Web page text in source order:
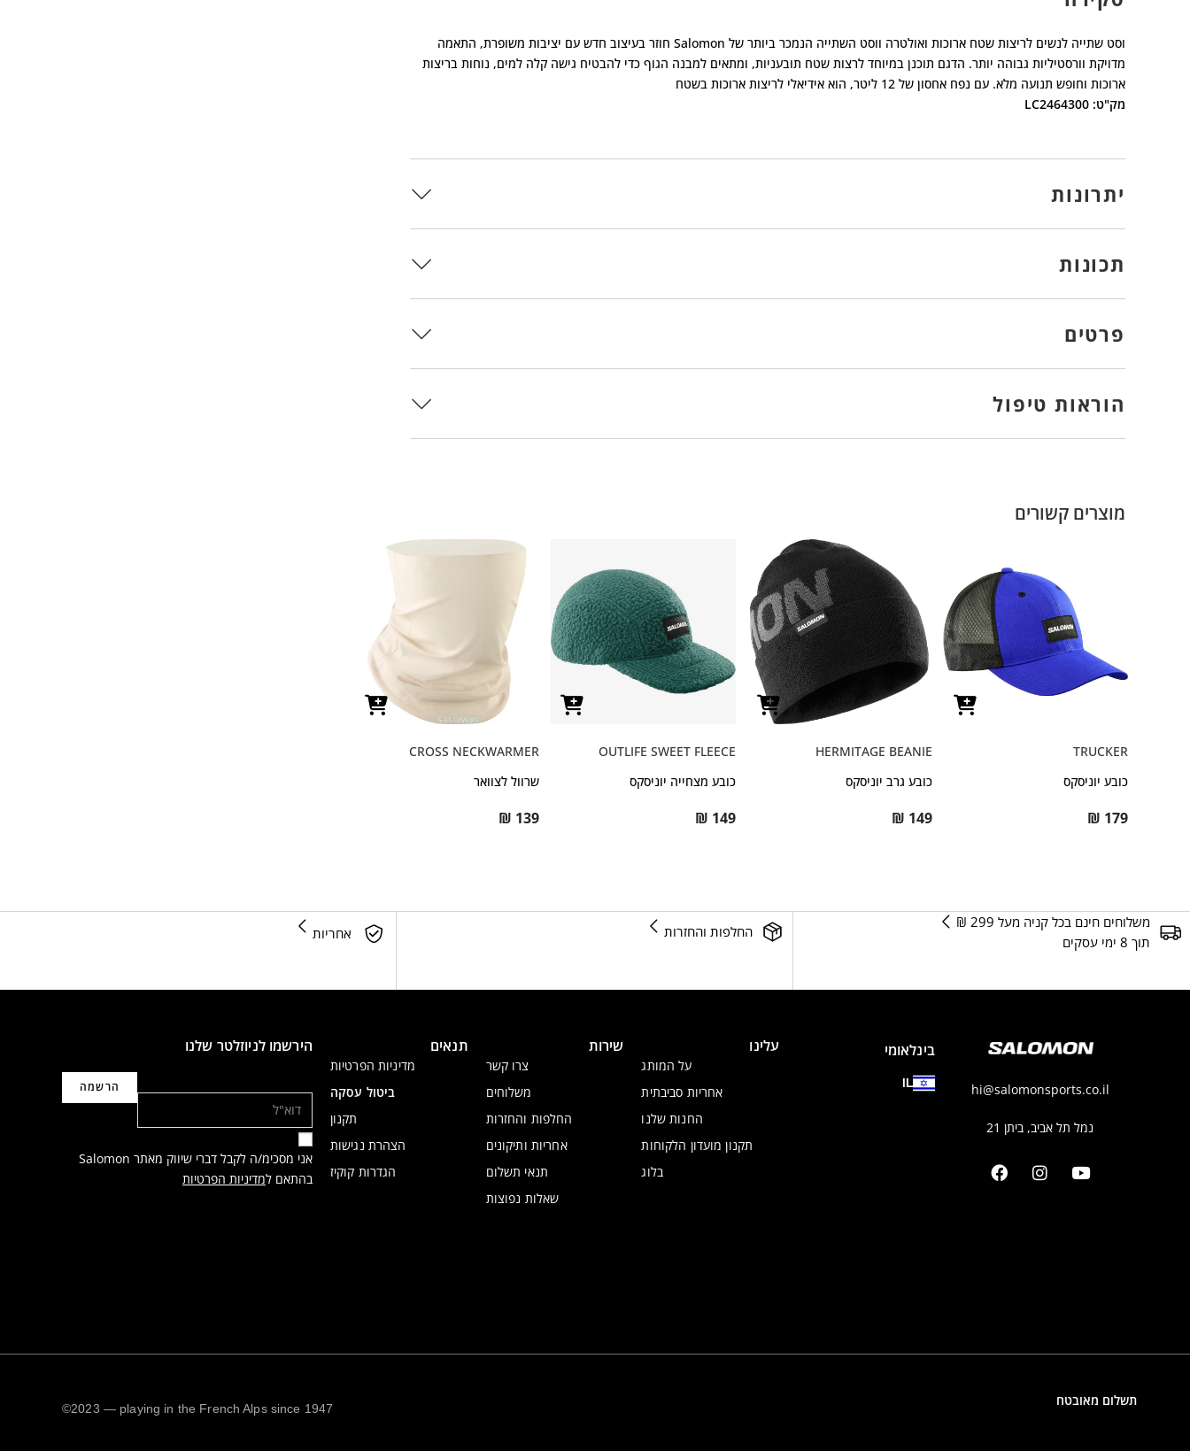
וסט שתייה לנשים לריצות שטח ארוכות ואולטרה ווסט השתייה הנמכר ביותר של Salomon חוזר בעיצוב חדש עם יציבות משופרת, התאמה
מדויקת וורסטיליות גבוהה יותר. הדגם תוכנן במיוחד לרצות שטח תובעניות, ומתאים למבנה הגוף כדי להבטיח גישה קלה למים, נוחות בריצות
ארוכות וחופש תנועה מלא. עם נפח אחסון של 12 ליטר, הוא אידיאלי לריצות ארוכות בשטח
מק"ט: LC2464300
יתרונות
תכונות
פרטים
הוראות טיפול
מוצרים קשורים
TRUCKER
כובע יוניסקס
₪ 179
HERMITAGE BEANIE
כובע גרב יוניסקס
₪ 149
OUTLIFE SWEET FLEECE
כובע מצחייה יוניסקס
₪ 149
CROSS NECKWARMER
שרוול לצוואר
₪ 139
משלוחים חינם בכל קניה מעל 299 ₪
תוך 8 ימי עסקים
החלפות והחזרות אחריות
hi@salomonsports.co.il
נמל תל אביב, ביתן 21
בינלאומי
IL
עלינו
על המותג
אחריות סביבתית
החנות שלנו
תקנון מועדון הלקוחות
בלוג
שירות
צרו קשר
משלוחים
החלפות והחזרות
אחריות ותיקונים
תנאי תשלום
שאלות נפוצות
תנאים
מדיניות הפרטיות
ביטול עסקה
תקנון
הצהרת נגישות
הגדרות קוקיז
הירשמו לניוזלטר שלנו
אני מסכימ/ה לקבל דברי שיווק מאתר Salomon
בהתאם למדיניות הפרטיות
תשלום מאובטח ©2023 — playing in the French Alps since 1947